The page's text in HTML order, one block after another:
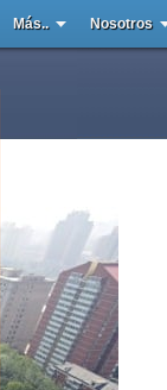
Más.. Nosotros